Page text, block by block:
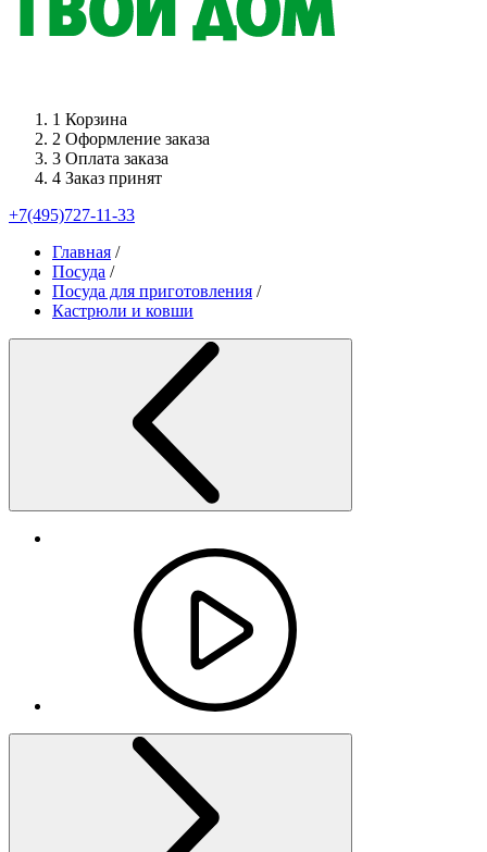
1 Корзина
2 Оформление заказа
3 Оплата заказа
4 Заказ принят
+7(495)727-11-33
Главная /
Посуда /
Посуда для приготовления /
Кастрюли и ковши